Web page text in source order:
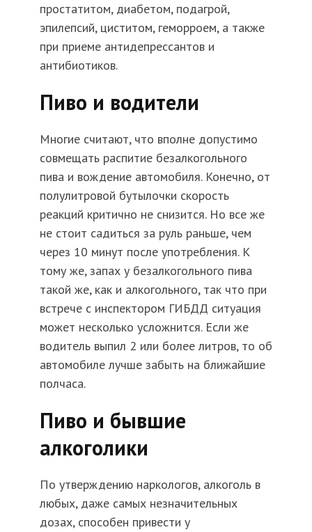
простатитом, диабетом, подагрой,
эпилепсий, циститом, геморроем, а также
при приеме антидепрессантов и
антибиотиков.
Пиво и водители
Многие считают, что вполне допустимо
совмещать распитие безалкогольного
пива и вождение автомобиля. Конечно, от
полулитровой бутылочки скорость
реакций критично не снизится. Но все же
не стоит садиться за руль раньше, чем
через 10 минут после употребления. К
тому же, запах у безалкогольного пива
такой же, как и алкогольного, так что при
встрече с инспектором ГИБДД ситуация
может несколько усложнится. Если же
водитель выпил 2 или более литров, то об
автомобиле лучше забыть на ближайшие
полчаса.
Пиво и бывшие
алкоголики
По утверждению наркологов, алкоголь в
любых, даже самых незначительных
дозах, способен привести у